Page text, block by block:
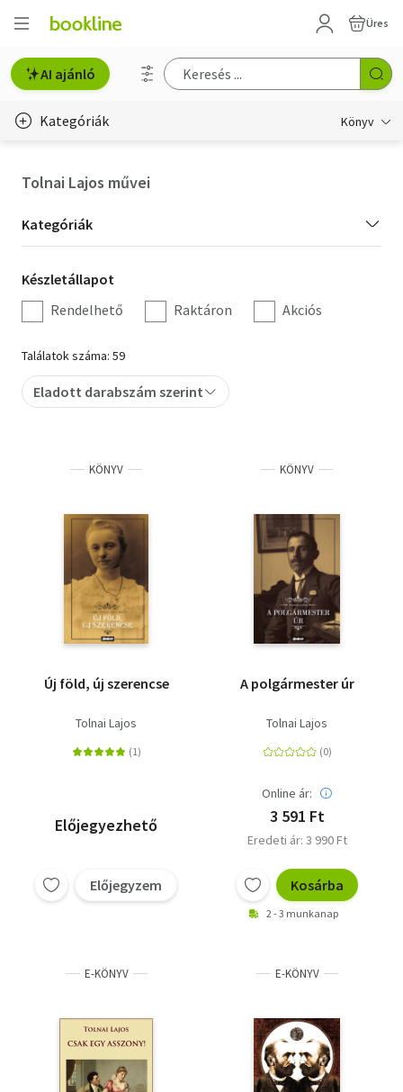
Üres
AI ajánló
Kategóriák Könyv
Hobbi, szabadidő
Irodalom
Művészet
Szakkönyv
Tankönyv, segédkönyv
Társadalomtudomány
Természettudomány
Történelem
Tolnai Lajos művei
Kategória
szűrés
Kategóriák
Készletállapot
szűrés
Készletállapot
Rendelhető
Raktáron Akciós
Találatok száma: 59
Eladott darabszám szerint
KÖNYV
Új föld, új szerencse
Tolnai Lajos
Előjegyezhető
Előjegyzem
KÖNYV
A polgármester úr
Tolnai Lajos
Online ár:
3 591 Ft
Eredeti ár: 3 990 Ft
Kosárba
2 - 3 munkanap
E-KÖNYV E-KÖNYV